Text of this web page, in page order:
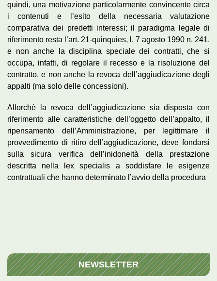
quindi, una motivazione particolarmente convincente circa
i contenuti e l’esito della necessaria valutazione
comparativa dei predetti interessi; il paradigma legale di
riferimento resta l’art. 21-quinquies, l. 7 agosto 1990 n. 241,
e non anche la disciplina speciale dei contratti, che si
occupa, infatti, di regolare il recesso e la risoluzione del
contratto, e non anche la revoca dell’aggiudicazione degli
appalti (ma solo delle concessioni).
Allorchè la revoca dell’aggiudicazione sia disposta con
riferimento alle caratteristiche dell’oggetto dell’appalto, il
ripensamento dell’Amministrazione, per legittimare il
provvedimento di ritiro dell’aggiudicazione, deve fondarsi
sulla sicura verifica dell’inidoneità della prestazione
descritta nella lex specialis a soddisfare le esigenze
contrattuali che hanno determinato l’avvio della procedura
NEWSLETTER